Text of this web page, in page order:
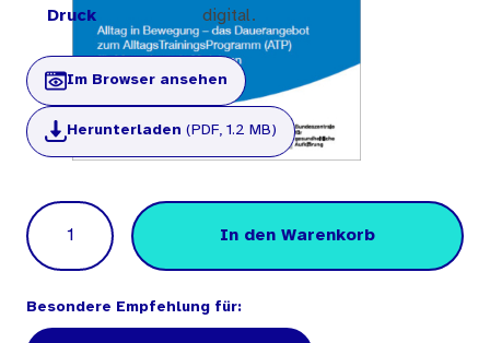
Druck
digital.
Im Browser ansehen
Herunterladen (PDF, 1.2 MB)
Menge
In den Warenkorb
Besondere Empfehlung für: